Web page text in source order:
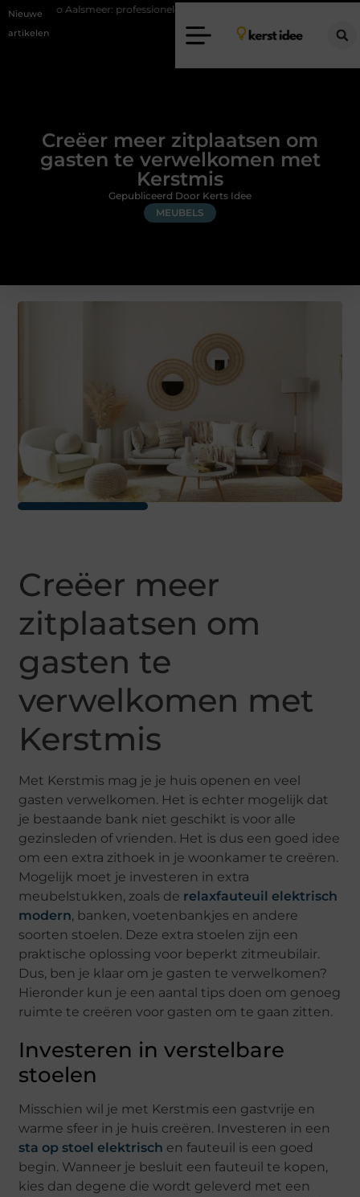
Nieuwe
artikelen
professionele hulp bij pijn en bewegingsklachten
Creëer meer zitplaatsen om
gasten te verwelkomen met
Kerstmis
MEUBELS
Gepubliceerd Door Kerts Idee
Creëer meer
zitplaatsen om
gasten te
verwelkomen met
Kerstmis
Met Kerstmis mag je je huis openen en veel
gasten verwelkomen. Het is echter mogelijk dat
je bestaande bank niet geschikt is voor alle
gezinsleden of vrienden. Het is dus een goed idee
om een ​​extra zithoek in je woonkamer te creëren.
Mogelijk moet je investeren in extra
meubelstukken, zoals de relaxfauteuil elektrisch
modern, banken, voetenbankjes en andere
soorten stoelen. Deze extra stoelen zijn een
praktische oplossing voor beperkt zitmeubilair.
Dus, ben je klaar om je gasten te verwelkomen?
Hieronder kun je een aantal tips doen om genoeg
ruimte te creëren voor gasten om te gaan zitten.
Investeren in verstelbare
stoelen
Misschien wil je met Kerstmis een gastvrije en
warme sfeer in je huis creëren. Investeren in een
sta op stoel elektrisch en fauteuil is een goed
begin. Wanneer je besluit een fauteuil te kopen,
kies dan degene die wordt geleverd met een